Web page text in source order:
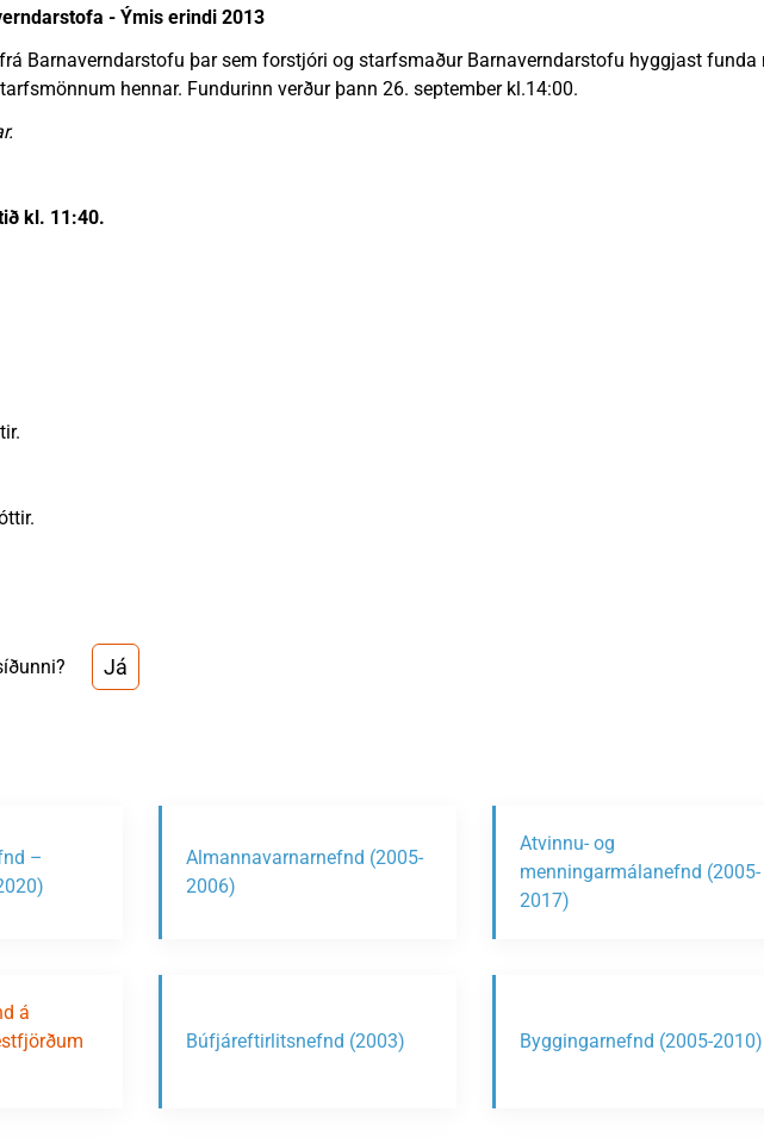
- Ýmis erindi 2013
Barnaverndarstofu þar sem forstjóri og starfsmaður Barnaverndarstofu hyggjast funda
hennar. Fundurinn verður þann 26. september kl.14:00.
kl. 11:40.
Já
–
Almannavarnarnefnd (2005-
2006)
Atvinnu- og
menningarmálanefnd (2005-
2017)
á
Búfjáreftirlitsnefnd (2003) Byggingarnefnd (2005-2010)